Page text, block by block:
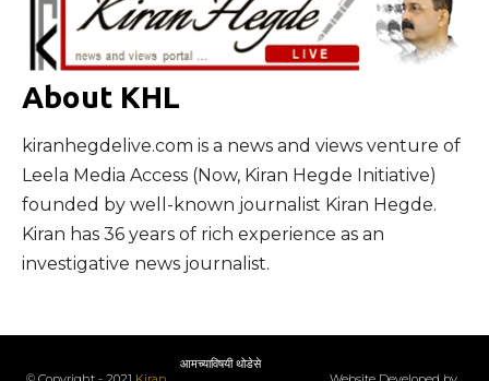
About KHL
kiranhegdelive.com is a news and views venture of
Leela Media Access (Now, Kiran Hegde Initiative)
founded by well-known journalist Kiran Hegde.
Kiran has 36 years of rich experience as an
investigative news journalist.
आमच्याविषयी थोडेसे